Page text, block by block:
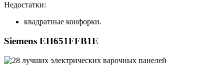
Недостатки:
квадратные конфорки.
Siemens EH651FFB1E